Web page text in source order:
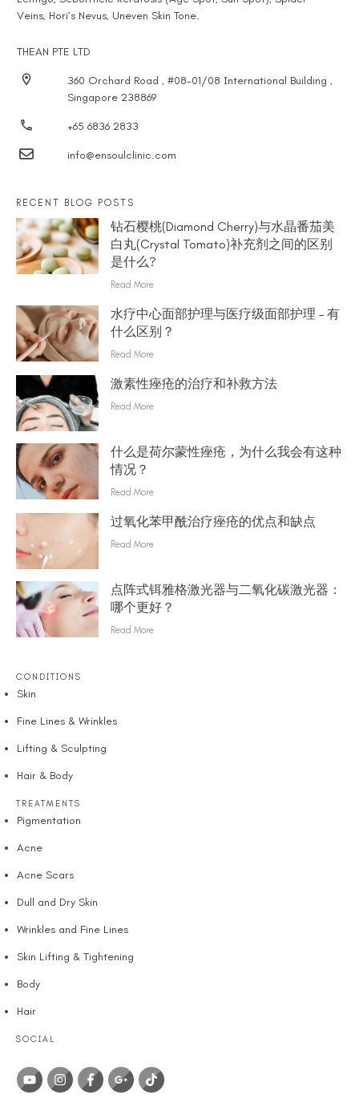
Veins, Hori’s Nevus, Uneven Skin Tone.
THEAN PTE LTD
360 Orchard Road , #08-01/08 International Building ,
Singapore 238869
+65 6836 2833
info@ensoulclinic.com
RECENT BLOG POSTS
钻石樱桃(Diamond Cherry)与水晶番茄美
白丸(Crystal Tomato)补充剂之间的区别
是什么?
Read More
水疗中心面部护理与医疗级面部护理 – 有
什么区别？
Read More
激素性痤疮的治疗和补救方法
Read More
什么是荷尔蒙性痤疮，为什么我会有这种
情况？
Read More
过氧化苯甲酰治疗痤疮的优点和缺点
Read More
点阵式铒雅格激光器与二氧化碳激光器：
哪个更好？
Read More
CONDITIONS
Skin
Fine Lines & Wrinkles
Lifting & Sculpting
Hair & Body
TREATMENTS
Pigmentation
Acne
Acne Scars
Dull and Dry Skin
Wrinkles and Fine Lines
Skin Lifting & Tightening
Body
Hair
SOCIAL